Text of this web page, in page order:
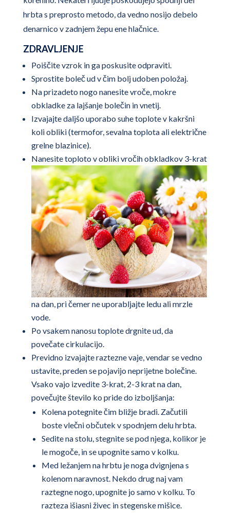
hrbta s preprosto metodo, da vedno nosijo debelo
denarnico v zadnjem žepu ene hlačnice.
ZDRAVLJENJE
Poiščite vzrok in ga poskusite odpraviti.
Sprostite boleč ud v čim bolj udoben položaj.
Na prizadeto nogo nanesite vroče, mokre
obkladke za lajšanje bolečin in vnetij.
Izvajajte daljšo uporabo suhe toplote v kakršni
koli obliki (termofor, sevalna toplota ali električne
grelne blazinice).
Nanesite toploto v obliki vročih obkladkov 3-krat
na dan, pri čemer ne uporabljajte ledu ali mrzle
vode.
Po vsakem nanosu toplote drgnite ud, da
povečate cirkulacijo.
Previdno izvajajte raztezne vaje, vendar se vedno
ustavite, preden se pojavijo neprijetne bolečine.
Vsako vajo izvedite 3-krat, 2-3 krat na dan,
povečujte število ko pride do izboljšanja:
Kolena potegnite čim bližje bradi. Začutili
boste vlečni občutek v spodnjem delu hrbta.
Sedite na stolu, stegnite se pod njega, kolikor je
le mogoče, in se upognite samo v kolku.
Med ležanjem na hrbtu je noga dvignjena s
kolenom naravnost. Nekdo drug naj vam
raztegne nogo, upognite jo samo v kolku. To
razteza išiasni živec in stegenske mišice.